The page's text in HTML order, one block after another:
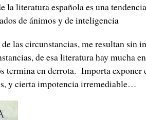
la literatura española es una
de ánimos y de inteligencia
las circunstancias, me resultan sin
de esa literatura hay mucha
termina en derrota. Importa exponer
y cierta impotencia irremediable…